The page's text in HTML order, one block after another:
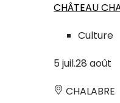
CHÂTEAU
Culture
5 juil.28 août
CHALABRE